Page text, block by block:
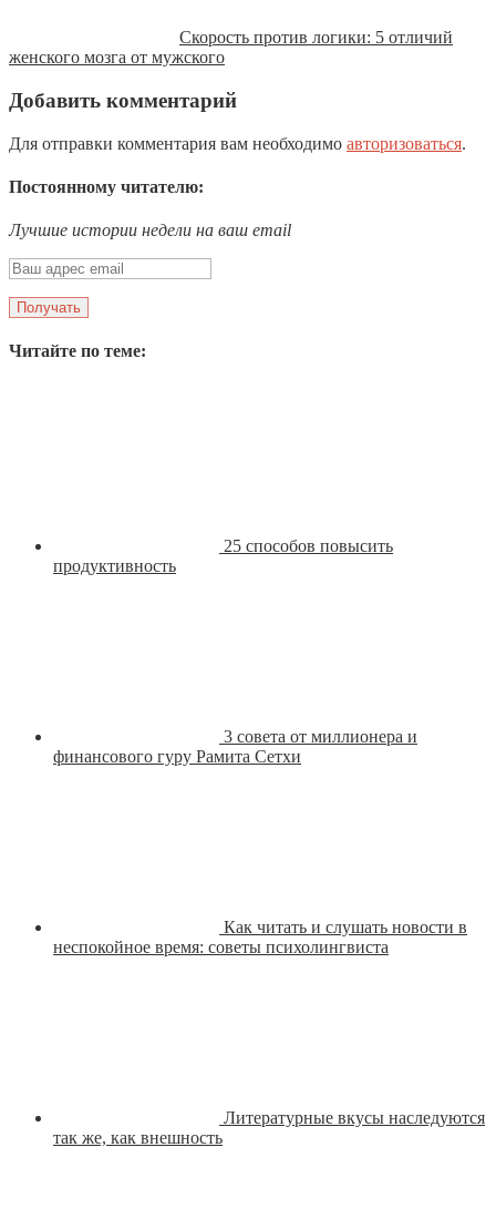
Скорость против логики: 5 отличий
женского мозга от мужского
Добавить комментарий
Для отправки комментария вам необходимо авторизоваться.
Постоянному читателю:
Лучшие истории недели на ваш email
Читайте по теме:
25 способов повысить
продуктивность
3 совета от миллионера и
финансового гуру Рамита Сетхи
Как читать и слушать новости в
неспокойное время: советы психолингвиста
Литературные вкусы наследуются
так же, как внешность